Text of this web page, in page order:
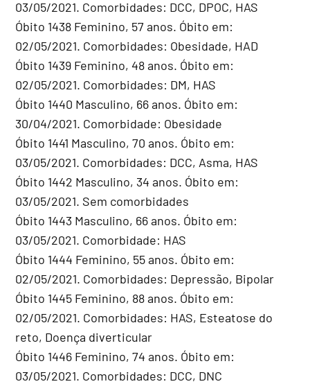
03/05/2021. Comorbidades: DCC, DPOC, HAS
Óbito 1438 Feminino, 57 anos. Óbito em:
02/05/2021. Comorbidades: Obesidade, HAD
Óbito 1439 Feminino, 48 anos. Óbito em:
02/05/2021. Comorbidades: DM, HAS
Óbito 1440 Masculino, 66 anos. Óbito em:
30/04/2021. Comorbidade: Obesidade
Óbito 1441 Masculino, 70 anos. Óbito em:
03/05/2021. Comorbidades: DCC, Asma, HAS
Óbito 1442 Masculino, 34 anos. Óbito em:
03/05/2021. Sem comorbidades
Óbito 1443 Masculino, 66 anos. Óbito em:
03/05/2021. Comorbidade: HAS
Óbito 1444 Feminino, 55 anos. Óbito em:
02/05/2021. Comorbidades: Depressão, Bipolar
Óbito 1445 Feminino, 88 anos. Óbito em:
02/05/2021. Comorbidades: HAS, Esteatose do
reto, Doença diverticular
Óbito 1446 Feminino, 74 anos. Óbito em:
03/05/2021. Comorbidades: DCC, DNC